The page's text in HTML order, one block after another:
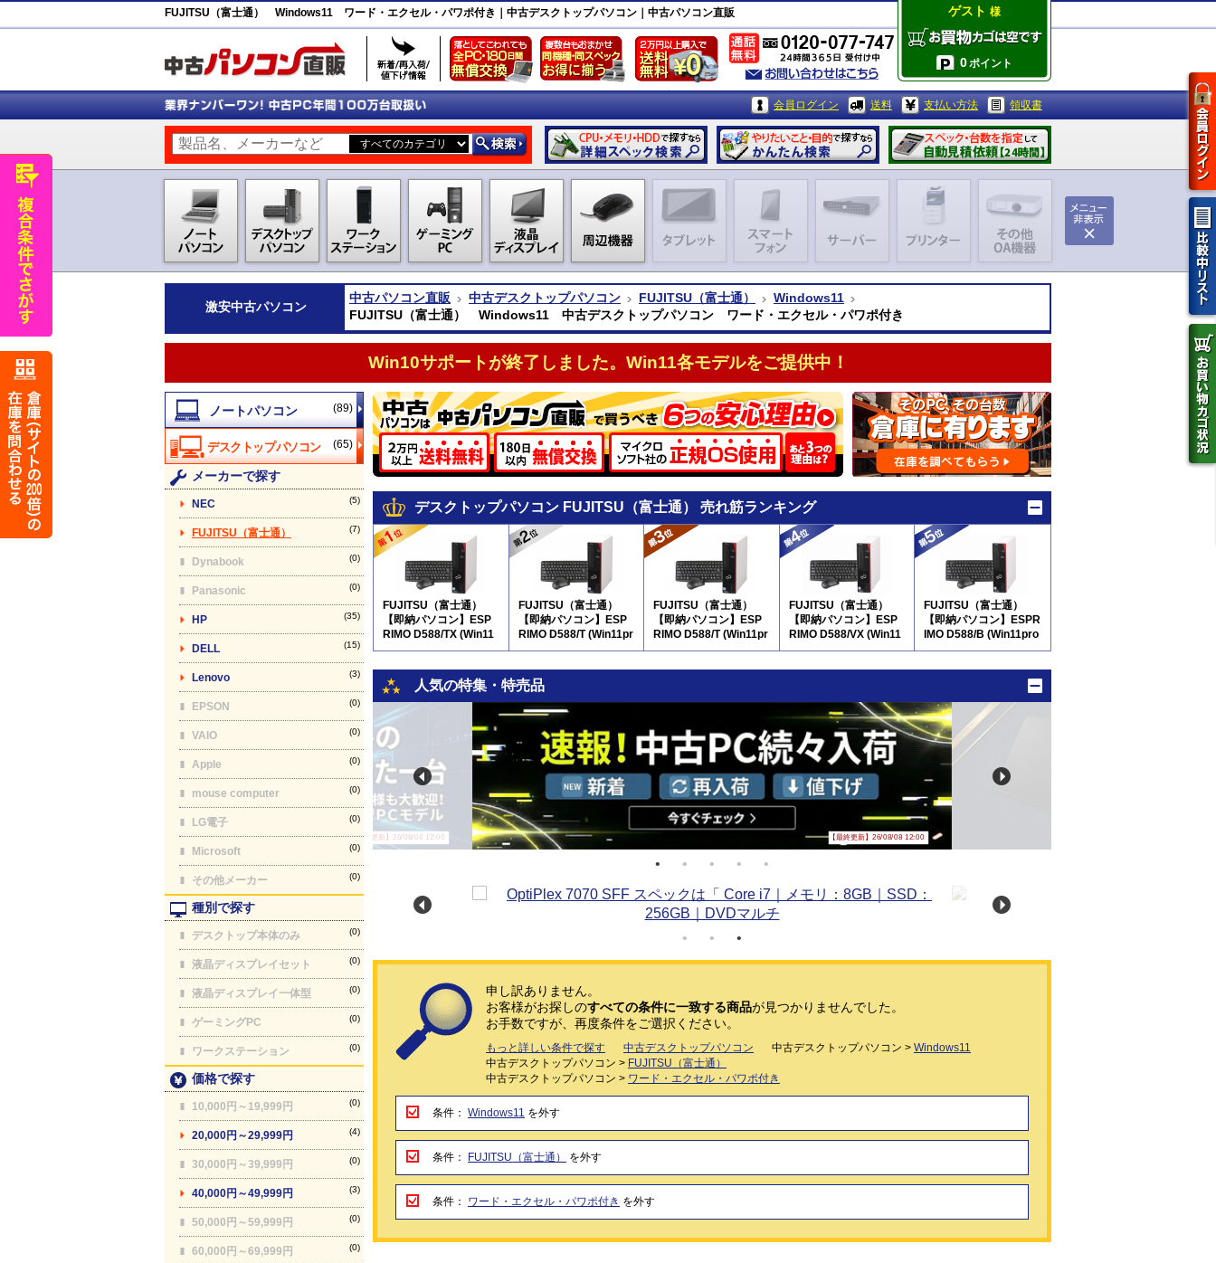
FUJITSU（富士通） Windows11 ワード・エクセル・パワポ付き｜中古デスクトップパソコン｜中古パソコン直販 ゲスト 様
0ポイント
会員ログイン 送料 支払い方法 領収書
激安中古パソコン
中古パソコン直販 中古デスクトップパソコン FUJITSU（富士通）
Windows11
FUJITSU（富士通） Windows11 中古デスクトップパソコン ワード・エクセル・パワポ付き
Win10サポートが終了しました。Win11各モデルをご提供中！
(89)
(65)
メーカーで探す
NEC (5)
FUJITSU（富士通） (7)
Dynabook (0)
Panasonic (0)
HP (35)
DELL (15)
Lenovo (3)
EPSON (0)
VAIO (0)
Apple (0)
mouse computer (0)
LG電子 (0)
Microsoft (0)
その他メーカー (0)
種別で探す
デスクトップ本体のみ (0)
液晶ディスプレイセット (0)
液晶ディスプレイ一体型 (0)
ゲーミングPC (0)
ワークステーション (0)
価格で探す
10,000円～19,999円 (0)
20,000円～29,999円 (4)
30,000円～39,999円 (0)
40,000円～49,999円 (3)
50,000円～59,999円 (0)
60,000円～69,999円 (0)
デスクトップパソコン FUJITSU（富士通） 売れ筋ランキング
FUJITSU（富士通）
【即納パソコン】ESP
RIMO D588/TX (Win11
pro64) 5D8
FUJITSU（富士通）
【即納パソコン】ESP
RIMO D588/T (Win11pr
o64) 5D8
FUJITSU（富士通）
【即納パソコン】ESP
RIMO D588/T (Win11pr
o64) 5D8
FUJITSU（富士通）
【即納パソコン】ESP
RIMO D588/VX (Win11
pro64)(SSD新品) 5D8
FUJITSU（富士通）
【即納パソコン】ESPR
IMO D588/B (Win11pro
64) 7D9(SSD新品)
人気の特集・特売品
【最終更新】26/08/08 12:00 【最終更新】26/08/08 12:00
申し訳ありません。
お客様がお探しのすべての条件に一致する商品が見つかりませんでした。
お手数ですが、再度条件をご選択ください。
もっと詳しい条件で探す 中古デスクトップパソコン 中古デスクトップパソコン > Windows11
中古デスクトップパソコン > FUJITSU（富士通）
中古デスクトップパソコン > ワード・エクセル・パワポ付き
条件： Windows11 を外す
条件： FUJITSU（富士通） を外す
条件： ワード・エクセル・パワポ付き を外す